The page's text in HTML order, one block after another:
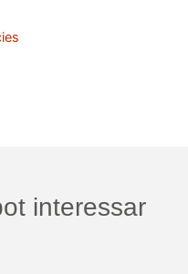
interessar